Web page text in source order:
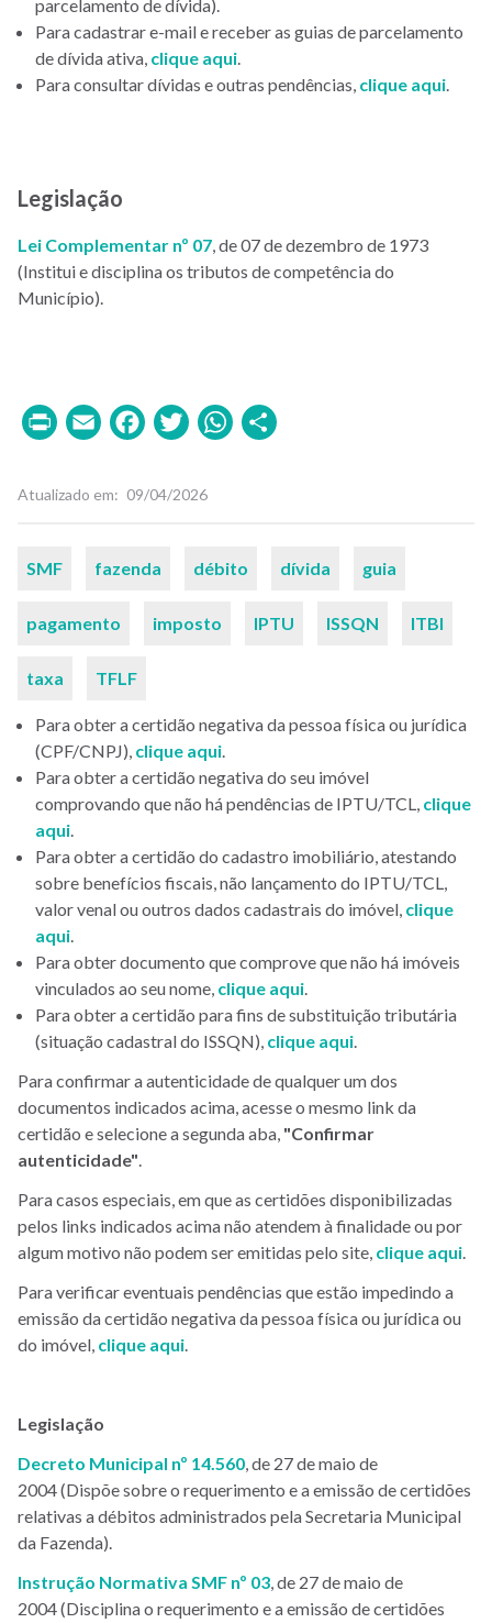
parcelamento de dívida).
Para cadastrar e-mail e receber as guias de parcelamento
de dívida ativa, clique aqui.
Para consultar dívidas e outras pendências, clique aqui.
Legislação
Lei Complementar nº 07, de 07 de dezembro de 1973
(Institui e disciplina os tributos de competência do
Município).
PrintEmailFacebook
TwitterWhatsApp
Atualizado em 09/04/2026
Palavras-
SMF fazenda débito dívida guia
pagamento imposto IPTU ISSQN ITBI
taxa TFLF
Para obter a certidão negativa da pessoa física ou jurídica
(CPF/CNPJ), clique aqui.
Para obter a certidão negativa do seu imóvel
comprovando que não há pendências de IPTU/TCL, clique
aqui.
Para obter a certidão do cadastro imobiliário, atestando
sobre benefícios fiscais, não lançamento do IPTU/TCL,
valor venal ou outros dados cadastrais do imóvel, clique
aqui.
Para obter documento que comprove que não há imóveis
vinculados ao seu nome, clique aqui.
Para obter a certidão para fins de substituição tributária
(situação cadastral do ISSQN), clique aqui.
Para confirmar a autenticidade de qualquer um dos
documentos indicados acima, acesse o mesmo link da
certidão e selecione a segunda aba, "Confirmar
autenticidade".
Para casos especiais, em que as certidões disponibilizadas
pelos links indicados acima não atendem à finalidade ou por
algum motivo não podem ser emitidas pelo site, clique aqui.
Para verificar eventuais pendências que estão impedindo a
emissão da certidão negativa da pessoa física ou jurídica ou
do imóvel, clique aqui.
Legislação
Decreto Municipal nº 14.560, de 27 de maio de
2004 (Dispõe sobre o requerimento e a emissão de certidões
relativas a débitos administrados pela Secretaria Municipal
da Fazenda).
Instrução Normativa SMF nº 03, de 27 de maio de
2004 (Disciplina o requerimento e a emissão de certidões